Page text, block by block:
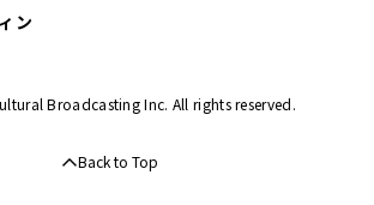
ン
Broadcasting Inc. All rights reserved.
Back to Top